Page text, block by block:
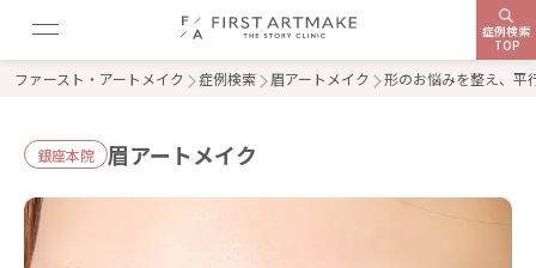
症例検索
TOP
ファースト・アートメイク 症例検索 眉アートメイク 形のお悩みを整え、平
銀座本院 眉アートメイク